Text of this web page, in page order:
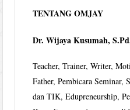
TENTANG OMJAY
Dr. Wijaya Kusumah,
Teacher, Trainer, Writer,
Father, Pembicara
dan TIK, Edupreneurship,